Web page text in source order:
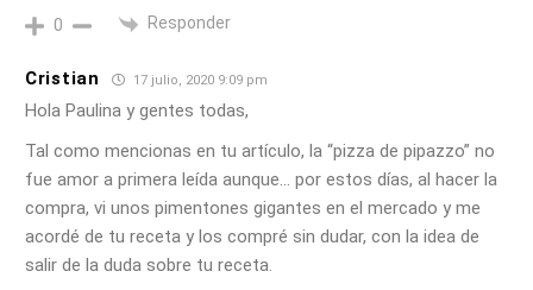
0 Responder
Cristian 17 julio, 2020 9:09 pm
Hola Paulina y gentes todas,
Tal como mencionas en tu artículo, la “pizza de pipazzo” no
fue amor a primera leída aunque… por estos días, al hacer la
compra, vi unos pimentones gigantes en el mercado y me
acordé de tu receta y los compré sin dudar, con la idea de
salir de la duda sobre tu receta.